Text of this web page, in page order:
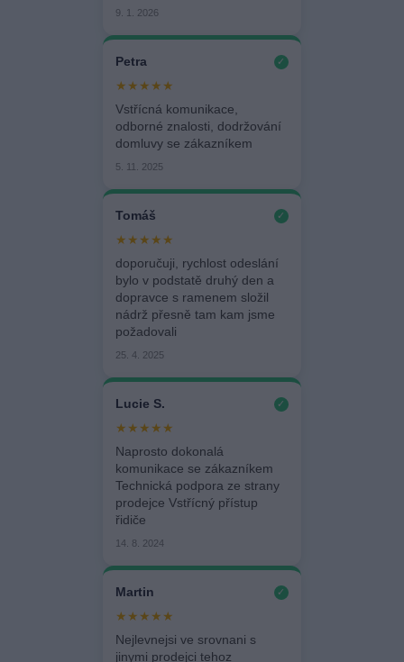
9. 1. 2026
Petra ✓
★★★★★
Vstřícná komunikace,
odborné znalosti, dodržování
domluvy se zákazníkem
5. 11. 2025
Tomáš ✓
★★★★★
doporučuji, rychlost odeslání
bylo v podstatě druhý den a
dopravce s ramenem složil
nádrž přesně tam kam jsme
požadovali
25. 4. 2025
Lucie S. ✓
★★★★★
Naprosto dokonalá
komunikace se zákazníkem
Technická podpora ze strany
prodejce Vstřícný přístup
řidiče
14. 8. 2024
Martin ✓
★★★★★
Nejlevnejsi ve srovnani s
jinymi prodejci tehoz